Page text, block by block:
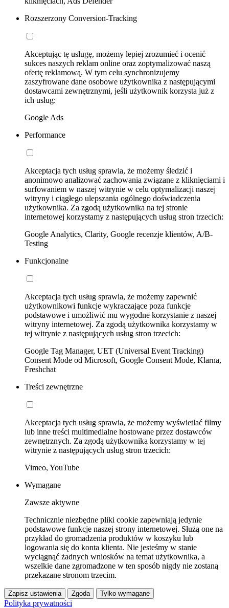
Rozszerzony Conversion-Tracking
Akceptując tę usługę, możemy lepiej zrozumieć i ocenić
sukces naszych reklam online oraz zoptymalizować naszą
ofertę reklamową. W tym celu synchronizujemy
zaszyfrowane dane osobowe użytkownika z następującymi
dostawcami zewnętrznymi, jeśli użytkownik korzysta już z
ich usług:
Google Ads
Performance
Akceptacja tych usług sprawia, że możemy śledzić i
anonimowo analizować zachowania związane z kliknięciami i
surfowaniem w naszej witrynie w celu optymalizacji naszej
witryny i ciągłego ulepszania ogólnego doświadczenia
użytkownika. Za zgodą użytkownika na tej stronie
internetowej korzystamy z następujących usług stron trzecich:
Google Analytics, Clarity, Google recenzje klientów, A/B-
Testing
Funkcjonalne
Akceptacja tych usług sprawia, że możemy zapewnić
użytkownikowi funkcje wykraczające poza funkcje
podstawowe i umożliwić mu wygodne korzystanie z naszej
witryny internetowej. Za zgodą użytkownika korzystamy w
tej witrynie z następujących usług stron trzecich:
Google Tag Manager, UET (Universal Event Tracking)
Consent Mode od Microsoft, Google Consent Mode, Klarna,
Freshchat
Treści zewnętrzne
Akceptacja tych usług sprawia, że możemy wyświetlać filmy
lub inne treści multimedialne hostowane przez dostawców
zewnętrznych. Za zgodą użytkownika korzystamy w tej
witrynie z następujących usług stron trzecich:
Vimeo, YouTube
Wymagane
Zawsze aktywne
Technicznie niezbędne pliki cookie zapewniają jedynie
podstawowe funkcje naszej strony internetowej. Służą one na
przykład do gromadzenia produktów w koszyku lub
logowania się do konta klienta. Nie jesteśmy w stanie
wyciągnąć żadnych wniosków na temat użytkownika, a
wszelkie dane zgromadzone w ten sposób nigdy nie zostaną
przekazane stronom trzecim.
Zapisz ustawienia Zgoda Tylko wymagane
Polityka prywatności